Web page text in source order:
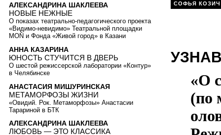
СОФЬЯ КОЗИЧ
«О
(по
АЛЕКСАНДРИНА ШАКЛЕЕВА
НОВЫЕ НЕЖНЫЕ
О показах театрально-педагогического проекта
«Видимо-невидимо» Театральной площадки
MOŇ и Фонда «Живой город» в Казани
АННА КАЗАРИНА
ЮНОСТЬ СТУЧИТСЯ В ДВЕРЬ
О шестой режиссерской лаборатории «Контур»
в Челябинске
АНАСТАСИЯ МИШУРИНСКАЯ
МЕТАМОРФОЗЫ ЖИЗНИ
«Овидий. Рок. Метаморфозы» Анастасии
Тарариной в БТК
АЛЕКСАНДРИНА ШАКЛЕЕВА
ЛЮБОВЬ — ЭТО КЛАССИКА